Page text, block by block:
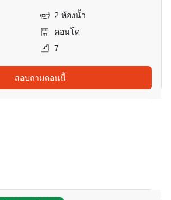
2 ห้องน้ำ
คอนโด
7
สอบถามตอนนี้